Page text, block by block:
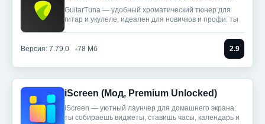
GuitarTuna — удобный хроматический тюнер для
гитар и укулеле, идеален для новичков и профи: ты
Версия: 7.79.0 78 Мб 2.9
iScreen (Мод, Premium Unlocked)
iScreen — уютный лаунчер для домашнего экрана:
ты собираешь виджеты, ставишь часы, календарь и